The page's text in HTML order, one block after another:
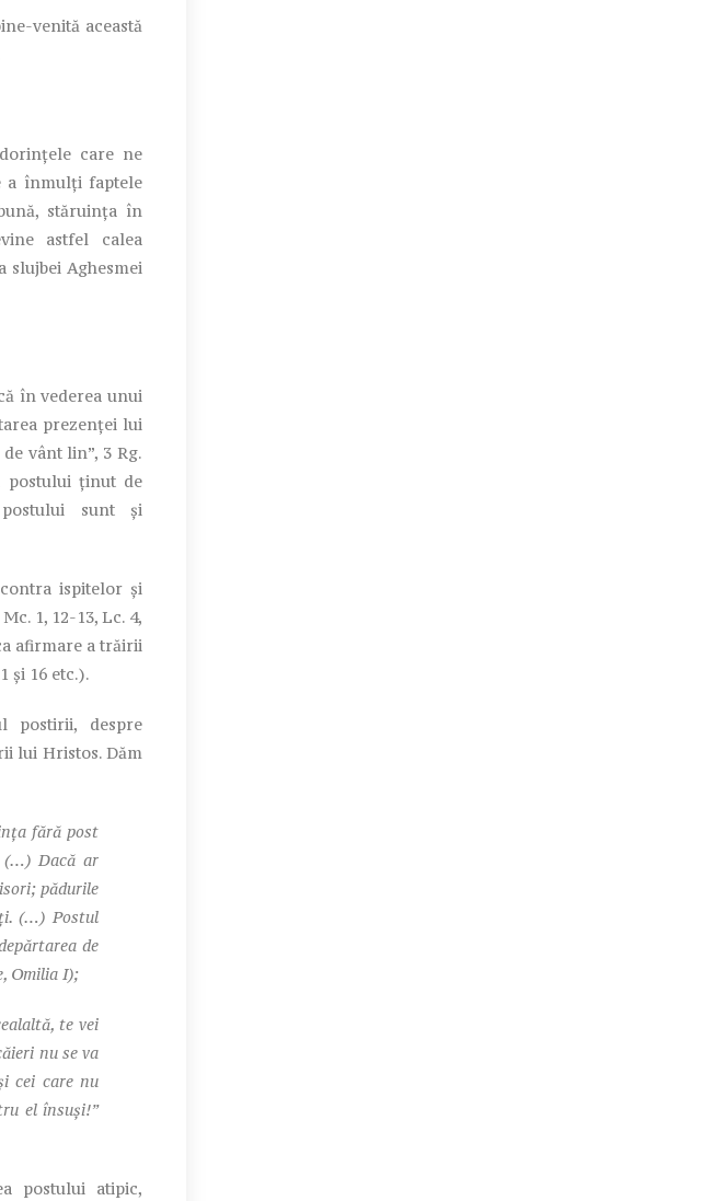
venită această
care ne
a înmulţi faptele
stăruinţa în
astfel calea
slujbei Aghesmei
în vederea unui
prezenţei lui
vânt lin”, 3 Rg.
postului ţinut de
sunt şi
ispitelor şi
1, 12-13, Lc. 4,
afirmare a trăirii
şi 16 etc.).
postirii, despre
lui Hristos. Dăm
fără post
(…) Dacă ar
pădurile
(…) Postul
de
Omilia I);
te vei
nu se va
cei care nu
el însuşi!”
postului atipic,